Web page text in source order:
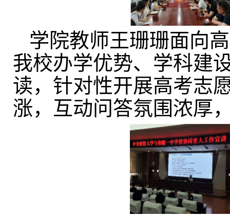
学院教师王珊珊面向
我校办学优势、学科建
读，针对性开展高考志
涨，互动问答氛围浓厚